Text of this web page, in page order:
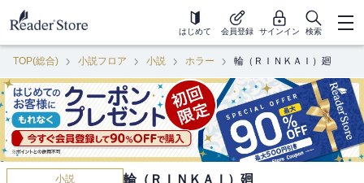
はじめて 会員登録 サインイン 検索
TOP(総合) 小説フロア 小説 ホラー 輪（ＲＩＮＫＡＩ）廻
小説 輪（ＲＩＮＫＡＩ）廻